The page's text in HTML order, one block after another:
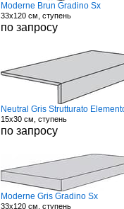
Moderne Brun Gradino Sx
33x120 см, ступень
по запросу
Neutral Gris Strutturato
15x30 см, ступень
по запросу
Moderne Gris Gradino Sx
33x120 см, ступень